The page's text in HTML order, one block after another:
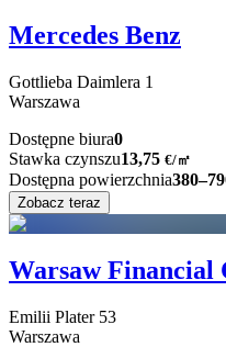
Mercedes Benz
Gottlieba Daimlera 1
Warszawa
Dostępne biura0
Stawka czynszu13,75 €/㎡
Dostępna powierzchnia
Zobacz teraz
Warsaw Financial
Emilii Plater 53
Warszawa